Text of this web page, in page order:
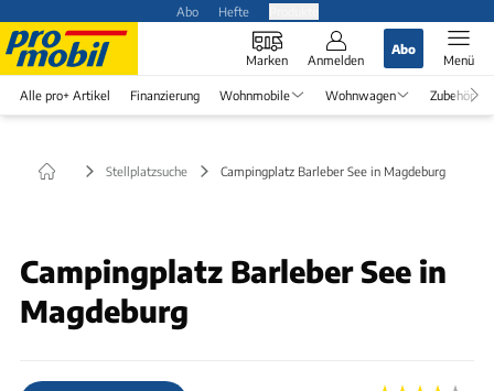
Abo Hefte
Marken Anmelden
Abo
Menü
Alle pro+ Artikel Finanzierung Wohnmobile Wohnwagen Zubehör
Stellplatzsuche Campingplatz Barleber See in Magdeburg
Campingplatz Barleber See in
Magdeburg